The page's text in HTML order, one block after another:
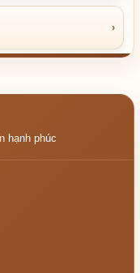
›
hạnh phúc